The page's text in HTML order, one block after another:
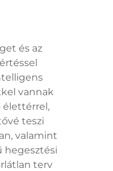
és az
vannak
élettérrel,
teszi
valamint
hegesztési
terv